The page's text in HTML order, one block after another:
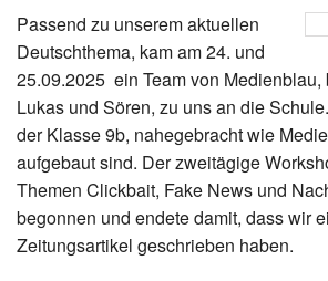
Passend zu unserem aktuellen
Deutschthema, kam am 24. und
25.09.2025 ein Team von Medienblau,
Lukas und Sören, zu uns an die
der Klasse 9b, nahegebracht wie
aufgebaut sind. Der zweitägige
Themen Clickbait, Fake News und
begonnen und endete damit, dass wir
Zeitungsartikel geschrieben haben.